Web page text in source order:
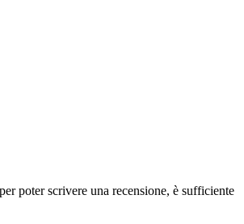
poter scrivere una recensione, è sufficiente